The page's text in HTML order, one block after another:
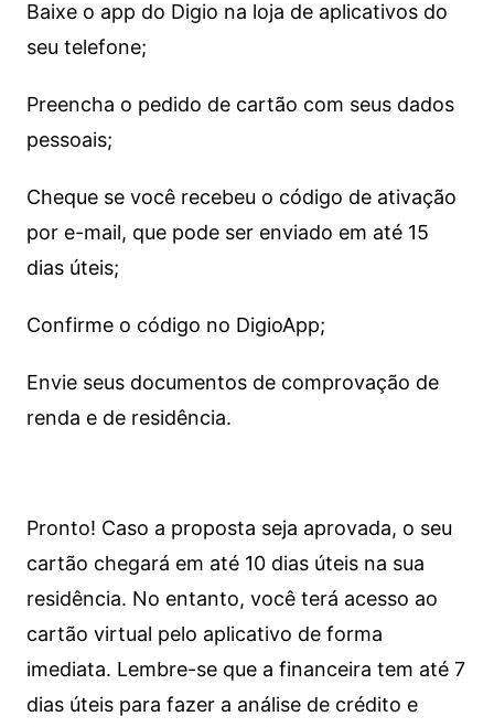
Baixe o app do Digio na loja de aplicativos do
seu telefone;
Preencha o pedido de cartão com seus dados
pessoais;
Cheque se você recebeu o código de ativação
por e-mail, que pode ser enviado em até 15
dias úteis;
Confirme o código no DigioApp;
Envie seus documentos de comprovação de
renda e de residência.
Pronto! Caso a proposta seja aprovada, o seu
cartão chegará em até 10 dias úteis na sua
residência. No entanto, você terá acesso ao
cartão virtual pelo aplicativo de forma
imediata. Lembre-se que a financeira tem até 7
dias úteis para fazer a análise de crédito e